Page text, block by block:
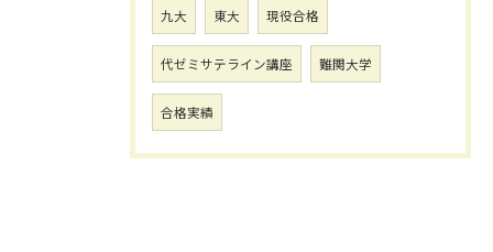
九大 東大 現役合格
代ゼミサテライン講座 難関大学
合格実績